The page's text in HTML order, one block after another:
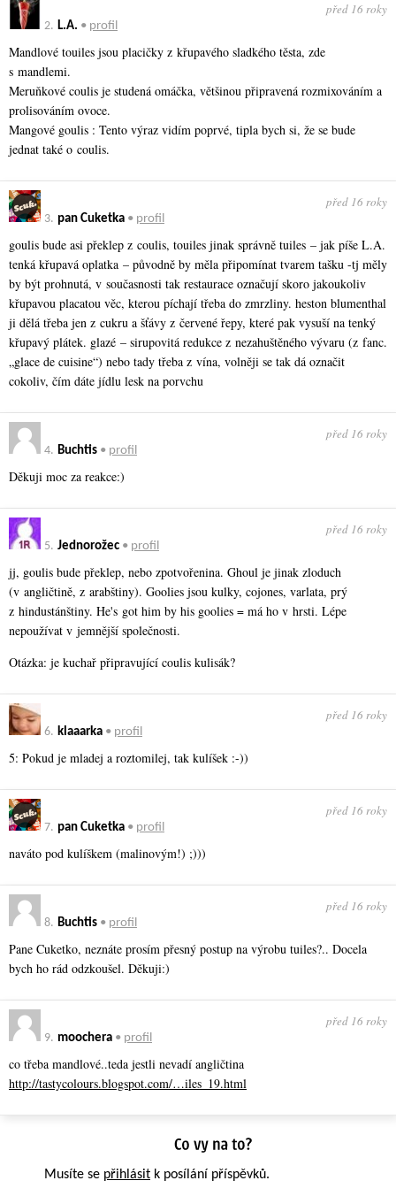
2. L.A. • profil
před 16 roky
Mandlové touiles jsou placičky z křupavého sladkého těsta, zde
s mandlemi.
Meruňkové coulis je studená omáčka, většinou připravená rozmixováním a
prolisováním ovoce.
Mangové goulis : Tento výraz vidím poprvé, tipla bych si, že se bude
jednat také o coulis.
3. pan Cuketka • profil
před 16 roky
goulis bude asi překlep z coulis, touiles jinak správně tuiles – jak píše L.A.
tenká křupavá oplatka – původně by měla připomínat tvarem tašku -tj měly
by být prohnutá, v současnosti tak restaurace označují skoro jakoukoliv
křupavou placatou věc, kterou píchají třeba do zmrzliny. heston blumenthal
ji dělá třeba jen z cukru a šťávy z červené řepy, které pak vysuší na tenký
křupavý plátek. glazé – sirupovitá redukce z nezahuštěného vývaru (z fanc.
„glace de cuisine“) nebo tady třeba z vína, volněji se tak dá označit
cokoliv, čím dáte jídlu lesk na porvchu
4. Buchtis • profil
před 16 roky
Děkuji moc za reakce:)
5. Jednorožec • profil
před 16 roky
jj, goulis bude překlep, nebo zpotvořenina. Ghoul je jinak zloduch
(v angličtině, z arabštiny). Goolies jsou kulky, cojones, varlata, prý
z hindustánštiny. He's got him by his goolies = má ho v hrsti. Lépe
nepoužívat v jemnější společnosti.
Otázka: je kuchař připravující coulis kulisák?
6. klaaarka • profil
před 16 roky
5: Pokud je mladej a roztomilej, tak kulíšek :-))
7. pan Cuketka • profil
před 16 roky
naváto pod kulíškem (malinovým!) ;)))
8. Buchtis • profil
před 16 roky
Pane Cuketko, neznáte prosím přesný postup na výrobu tuiles?.. Docela
bych ho rád odzkoušel. Děkuji:)
9. moochera • profil
před 16 roky
co třeba mandlové..teda jestli nevadí angličtina
http://tastycolours.blogspot.com/…iles_19.html
Musíte se přihlásit k posílání příspěvků.